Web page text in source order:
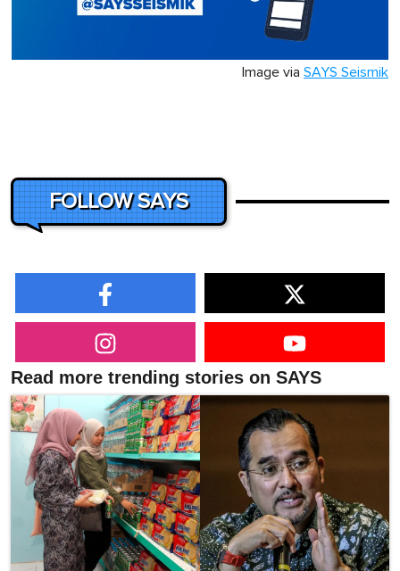
Image via SAYS Seismik
FOLLOW SAYS
Read more trending stories on SAYS